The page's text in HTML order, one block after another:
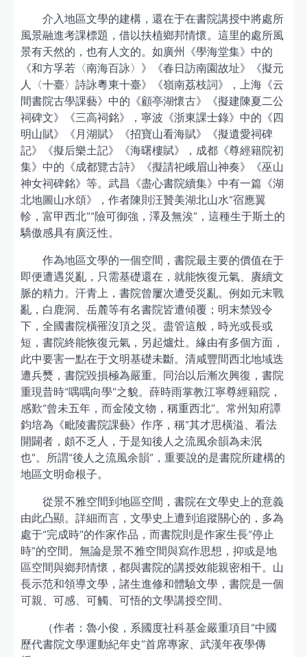
介入地區文學的建構，還在于在書院講授中將處所
風景融進考課標題，借以扶植鄉邦情懷。這里的處所風
景有天然的，也有人文的。如廣州《學海堂集》中的
《和方孚若〈南海百詠〉》《春日訪南園故址》《擬元
人〈十臺〉詩詠粵東十臺》《嶺南荔枝詞》，上海《云
間書院古學課藝》中的《顧亭湖懷古》《擬建陳夏二公
祠碑文》《三高祠銘》，寧波《浙東課士錄》中的《四
明山賦》《月湖賦》《招寶山看海賦》《擬遺愛祠碑
記》《擬后樂土記》《海曙樓賦》，成都《尊經籍院初
集》中的《成都覽古詩》《擬請祀峨眉山神奏》《巫山
神女祠碑銘》等。武昌《盡心書院續集》中有一篇《湖
北地圖山水頌》，作者陳則汪贊美湖北山水“宿應翼
軫，富甲西北”“險可御強，澤及無涘”，這種生于斯土的
驕傲感具有廣泛性。
作為地區文學的一個空間，書院最主要的價值在于
即便遭遇災亂，只需基礎還在，就能恢復元氣、賡續文
脈的精力。汗青上，書院曾屢次遭受災亂。例如元末戰
亂，白鹿洞、岳麓等有名書院皆遭傾覆；明末禁毀令
下，全國書院橫罹沒頂之災。盡管這般，時光或長或
短，書院終能恢復元氣，另起爐灶。緣由有多個方面，
此中要害一點在于文明基礎未斷。清咸豐間西北地域迭
遭兵燹，書院毀損極為嚴重。同治以后漸次興復，書院
重現昔時“喁喁向學”之貌。薛時雨掌教江寧尊經籍院，
感歎“曾未五年，而金陵文物，稱重西北”。常州知府譚
鈞培為《毗陵書院課藝》作序，稱“其才思橫溢、看法
開闢者，頗不乏人，于是知後人之流風余韻為未泯
也”。所謂“後人之流風余韻”，重要說的是書院所建構的
地區文明命根子。
從景不雅空間到地區空間，書院在文學史上的意義
由此凸顯。詳細而言，文學史上遭到追蹤關心的，多為
處于“完成時”的作家作品，而書院則是作家生長“停止
時”的空間。無論是景不雅空間與寫作思想，抑或是地
區空間與鄉邦情懷，都與書院的講授效能親密相干。山
長示范和領導文學，諸生進修和體驗文學，書院是一個
可親、可感、可觸、可悟的文學講授空間。
（作者：魯小俊，系國度社科基金嚴重項目“中國
歷代書院文學運動紀年史”首席專家、武漢年夜學傳